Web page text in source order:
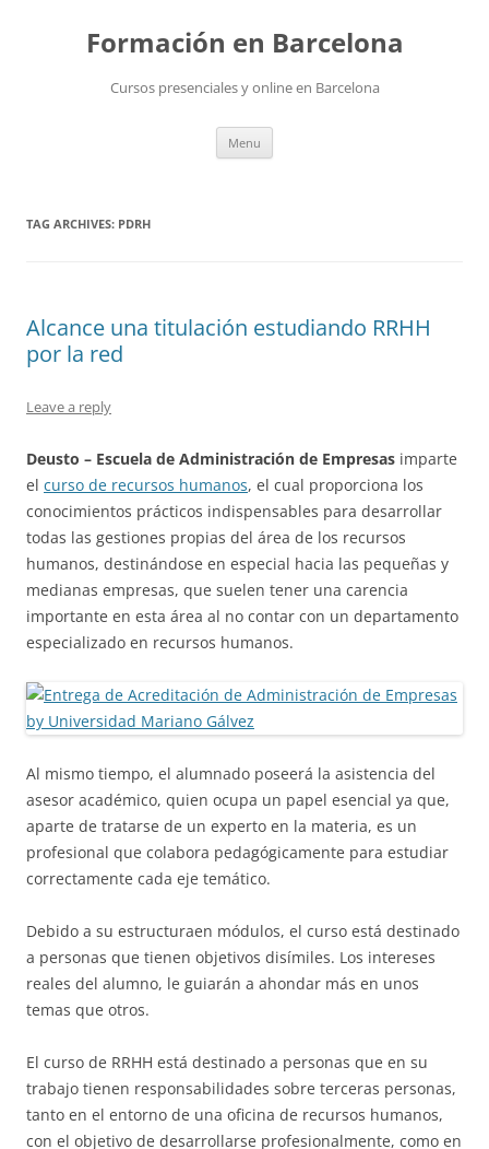
Formación en Barcelona
Cursos presenciales y online en Barcelona
Menu
TAG ARCHIVES: PDRH
Alcance una titulación estudiando RRHH
por la red
Leave a reply
Deusto – Escuela de Administración de Empresas imparte
el curso de recursos humanos, el cual proporciona los
conocimientos prácticos indispensables para desarrollar
todas las gestiones propias del área de los recursos
humanos, destinándose en especial hacia las pequeñas y
medianas empresas, que suelen tener una carencia
importante en esta área al no contar con un departamento
especializado en recursos humanos.
Al mismo tiempo, el alumnado poseerá la asistencia del
asesor académico, quien ocupa un papel esencial ya que,
aparte de tratarse de un experto en la materia, es un
profesional que colabora pedagógicamente para estudiar
correctamente cada eje temático.
Debido a su estructuraen módulos, el curso está destinado
a personas que tienen objetivos disímiles. Los intereses
reales del alumno, le guiarán a ahondar más en unos
temas que otros.
El curso de RRHH está destinado a personas que en su
trabajo tienen responsabilidades sobre terceras personas,
tanto en el entorno de una oficina de recursos humanos,
con el objetivo de desarrollarse profesionalmente, como en